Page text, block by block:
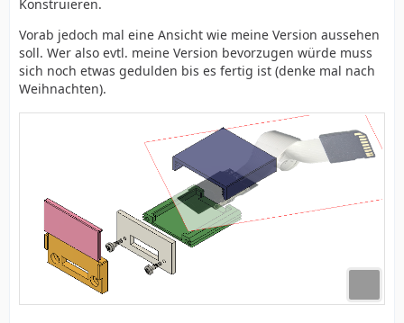
Konstruieren.
Vorab jedoch mal eine Ansicht wie meine Version aussehen
soll. Wer also evtl. meine Version bevorzugen würde muss
sich noch etwas gedulden bis es fertig ist (denke mal nach
Weihnachten).